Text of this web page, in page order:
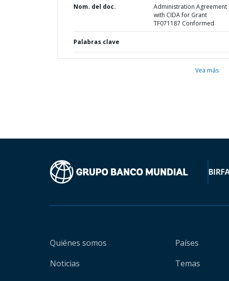
Nom. del doc.
Administration Agreement
with CIDA for Grant
TF071187 Conformed
Palabras clave
Vea más
BIRF
Quiénes somos
Noticias
Países
Temas